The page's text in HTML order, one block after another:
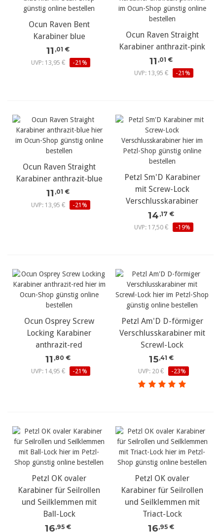
Ocun Raven Bent
Karabiner blue
11 ,01 €
UVP: 13,95 €
-21%
Ocun Raven Straight
Karabiner anthrazit-pink
11 ,01 €
UVP: 13,95 €
-21%
Ocun Raven Straight
Karabiner anthrazit-blue
11 ,01 €
UVP: 13,95 €
-21%
Petzl Sm'D Karabiner
mit Screw-Lock
Verschlusskarabiner
14 ,17 €
UVP: 17,50 €
-19%
Ocun Osprey Screw
Locking Karabiner
anthrazit-red
11 ,80 €
UVP: 14,95 €
-21%
Petzl Am'D D-förmiger
Verschlusskarabiner mit
Screwl-Lock
15,41 €
UVP: 20 €
-23%
Petzl OK ovaler
Karabiner für Seilrollen
und Seilklemmen mit
Ball-Lock
16,95 €
Petzl OK ovaler
Karabiner für Seilrollen
und Seilklemmen mit
Triact-Lock
16,95 €